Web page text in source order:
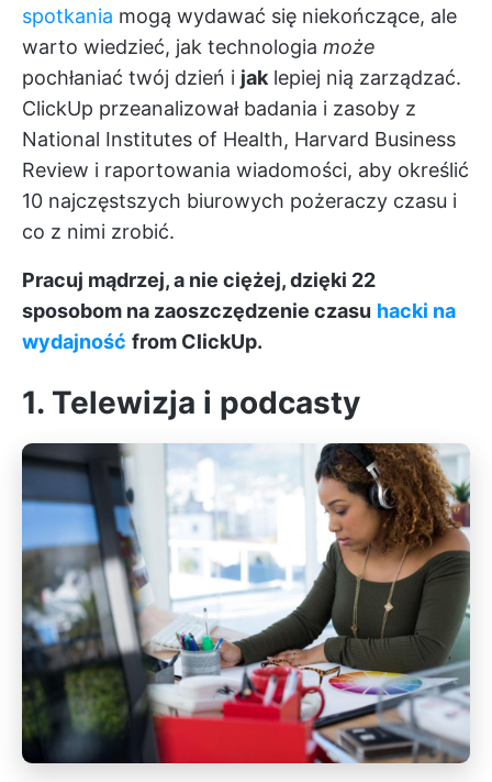
spotkania mogą wydawać się niekończące, ale
warto wiedzieć, jak technologia może
pochłaniać twój dzień i jak lepiej nią zarządzać.
ClickUp przeanalizował badania i zasoby z
National Institutes of Health, Harvard Business
Review i raportowania wiadomości, aby określić
10 najczęstszych biurowych pożeraczy czasu i
co z nimi zrobić.
Pracuj mądrzej, a nie ciężej, dzięki 22
sposobom na zaoszczędzenie czasu hacki na
wydajność from ClickUp.
1. Telewizja i podcasty